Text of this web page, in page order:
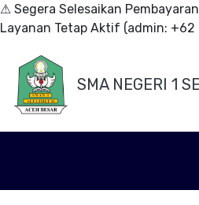
⚠ Segera Selesaikan
Layanan Tetap Aktif (admin:
SMA NEGERI 1